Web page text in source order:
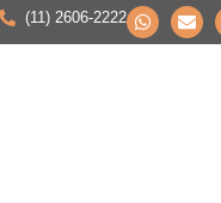
(11) 2606-2222